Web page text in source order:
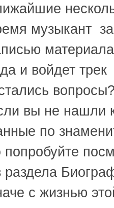
музыкант
и войдет
вы не нашли
по
попробуйте
раздела
с жизнью